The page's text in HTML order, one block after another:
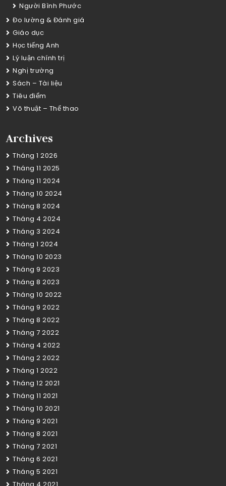
Người Bình Phước
Đo lường & Đánh giá
Giáo dục
Học tiếng Anh
Lý luận chính trị
Nghị trường
Sách – Tài liệu
Tiêu điểm
Võ thuật – Thể thao
Archives
Tháng 1 2026
Tháng 11 2025
Tháng 11 2024
Tháng 10 2024
Tháng 8 2024
Tháng 4 2024
Tháng 3 2024
Tháng 1 2024
Tháng 10 2023
Tháng 9 2023
Tháng 8 2023
Tháng 10 2022
Tháng 9 2022
Tháng 8 2022
Tháng 7 2022
Tháng 4 2022
Tháng 2 2022
Tháng 1 2022
Tháng 12 2021
Tháng 11 2021
Tháng 10 2021
Tháng 9 2021
Tháng 8 2021
Tháng 7 2021
Tháng 6 2021
Tháng 5 2021
Tháng 4 2021